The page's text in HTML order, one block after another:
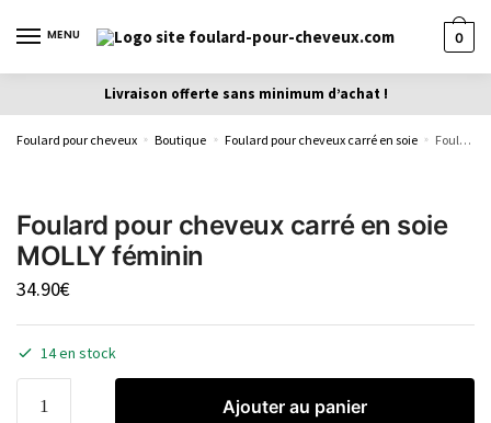
MENU 0
Livraison offerte sans minimum d’achat !
Foulard pour cheveux » Boutique » Foulard pour cheveux carré en soie » Foulard pour cheveux carré en soie MOLLY féminin
Foulard pour cheveux carré en soie
MOLLY féminin
34.90€
14 en stock
Ajouter au panier